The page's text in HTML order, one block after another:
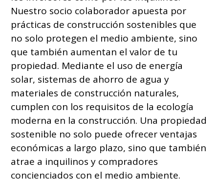
Nuestro socio colaborador apuesta por
prácticas de construcción sostenibles que
no solo protegen el medio ambiente, sino
que también aumentan el valor de tu
propiedad. Mediante el uso de energía
solar, sistemas de ahorro de agua y
materiales de construcción naturales,
cumplen con los requisitos de la ecología
moderna en la construcción. Una propiedad
sostenible no solo puede ofrecer ventajas
económicas a largo plazo, sino que también
atrae a inquilinos y compradores
concienciados con el medio ambiente.